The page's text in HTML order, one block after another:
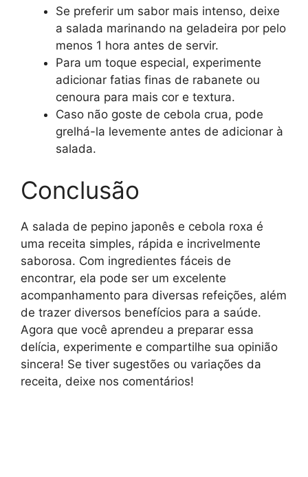
Se preferir um sabor mais intenso, deixe
a salada marinando na geladeira por pelo
menos 1 hora antes de servir.
Para um toque especial, experimente
adicionar fatias finas de rabanete ou
cenoura para mais cor e textura.
Caso não goste de cebola crua, pode
grelhá-la levemente antes de adicionar à
salada.
Conclusão
A salada de pepino japonês e cebola roxa é
uma receita simples, rápida e incrivelmente
saborosa. Com ingredientes fáceis de
encontrar, ela pode ser um excelente
acompanhamento para diversas refeições, além
de trazer diversos benefícios para a saúde.
Agora que você aprendeu a preparar essa
delícia, experimente e compartilhe sua opinião
sincera! Se tiver sugestões ou variações da
receita, deixe nos comentários!